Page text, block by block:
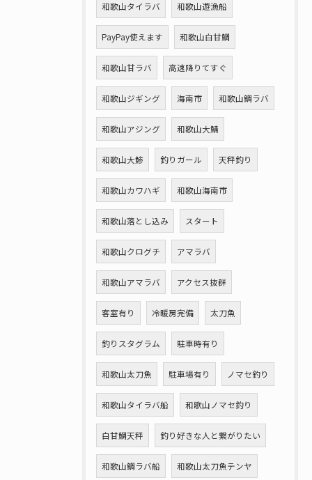
和歌山タイラバ 和歌山遊漁船
PayPay使えます 和歌山白甘鯛
和歌山甘ラバ 高速降りてすぐ
和歌山ジギング 海南市 和歌山鯛ラバ
和歌山アジング 和歌山大鯖
和歌山大鯵 釣りガール 天秤釣り
和歌山カワハギ 和歌山海南市
和歌山落とし込み スタート
和歌山クログチ アマラバ
和歌山アマラバ アクセス抜群
客室有り 冷暖房完備 太刀魚
釣りスタグラム 駐車時有り
和歌山太刀魚 駐車場有り ノマセ釣り
和歌山タイラバ船 和歌山ノマセ釣り
白甘鯛天秤 釣り好きな人と繋がりたい
和歌山鯛ラバ船 和歌山太刀魚テンヤ